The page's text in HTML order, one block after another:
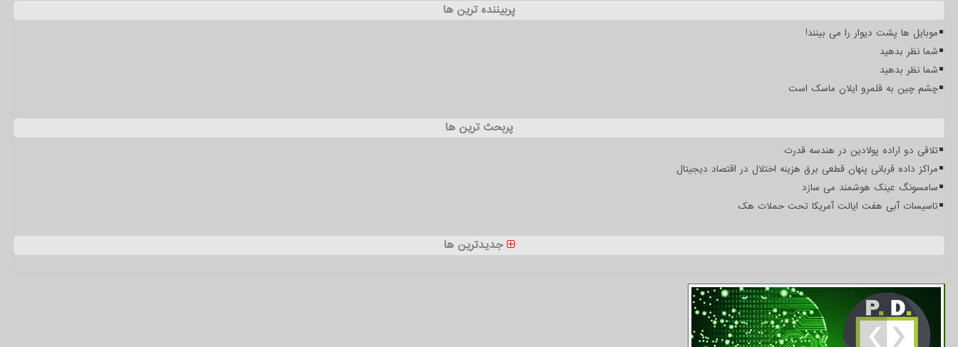
پربیننده ترین ها
موبایل ها پشت دیوار را می بینند!
شما نظر بدهید
شما نظر بدهید
چشم چین به قلمرو ایلان ماسک است
پربحث ترین ها
تلاقی دو اراده پولادین در هندسه قدرت
مراکز داده قربانی پنهان قطعی برق هزینه اختلال در اقتصاد دیجیتال
سامسونگ عینک هوشمند می سازد
تاسیسات آبی هفت ایالت آمریکا تحت حملات هک
جدیدترین ها